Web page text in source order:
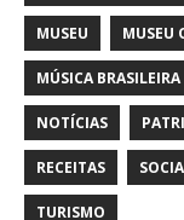
MUSEU MUSEU
MÚSICA BRASILEIRA
NOTÍCIAS
RECEITAS
TURISMO